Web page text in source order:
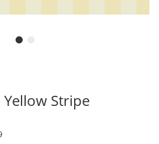
Stripe